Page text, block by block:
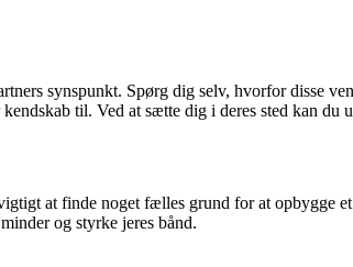
synspunkt. Spørg dig selv, hvorfor disse
til. Ved at sætte dig i deres sted kan du
at finde noget fælles grund for at
og styrke jeres bånd.